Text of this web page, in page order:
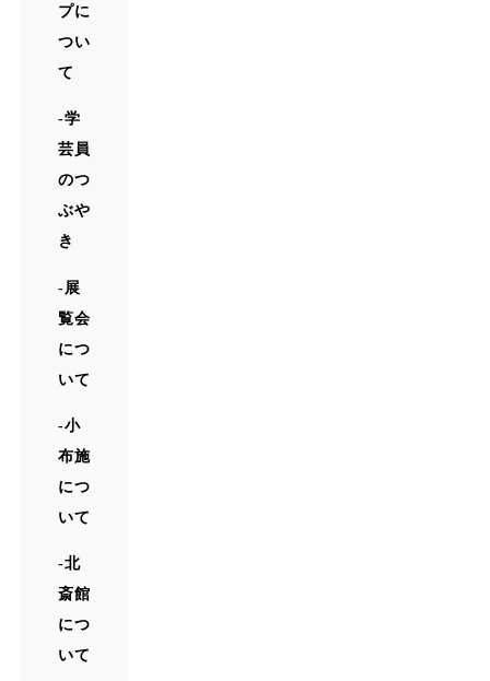
プに
つい
て
学
芸員
のつ
ぶや
き
展
覧会
につ
いて
小
布施
につ
いて
北
斎館
につ
いて